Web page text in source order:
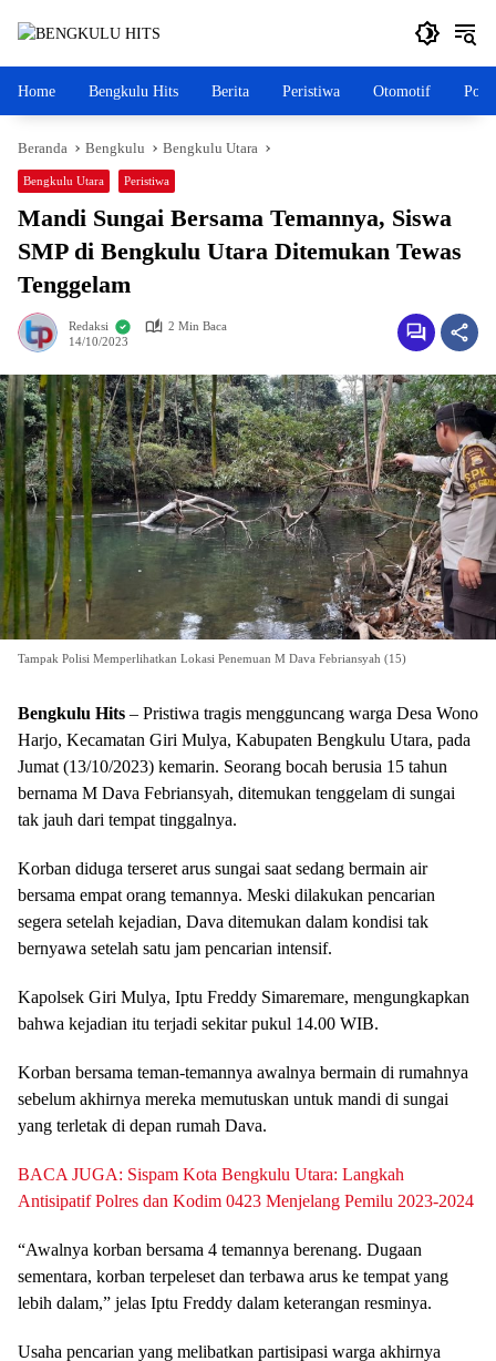
Home Bengkulu Hits Berita Peristiwa Otomotif
Beranda Bengkulu Bengkulu Utara
Bengkulu Utara Peristiwa
Mandi Sungai Bersama Temannya, Siswa
SMP di Bengkulu Utara Ditemukan Tewas
Tenggelam
Redaksi
2 Min Baca
14/10/2023
Tampak Polisi Memperlihatkan Lokasi Penemuan M Dava Febriansyah (15)
Bengkulu Hits – Pristiwa tragis mengguncang warga Desa Wono
Harjo, Kecamatan Giri Mulya, Kabupaten Bengkulu Utara, pada
Jumat (13/10/2023) kemarin. Seorang bocah berusia 15 tahun
bernama M Dava Febriansyah, ditemukan tenggelam di sungai
tak jauh dari tempat tinggalnya.
Korban diduga terseret arus sungai saat sedang bermain air
bersama empat orang temannya. Meski dilakukan pencarian
segera setelah kejadian, Dava ditemukan dalam kondisi tak
bernyawa setelah satu jam pencarian intensif.
Kapolsek Giri Mulya, Iptu Freddy Simaremare, mengungkapkan
bahwa kejadian itu terjadi sekitar pukul 14.00 WIB.
Korban bersama teman-temannya awalnya bermain di rumahnya
sebelum akhirnya mereka memutuskan untuk mandi di sungai
yang terletak di depan rumah Dava.
BACA JUGA: Sispam Kota Bengkulu Utara: Langkah
Antisipatif Polres dan Kodim 0423 Menjelang Pemilu 2023-2024
“Awalnya korban bersama 4 temannya berenang. Dugaan
sementara, korban terpeleset dan terbawa arus ke tempat yang
lebih dalam,” jelas Iptu Freddy dalam keterangan resminya.
Usaha pencarian yang melibatkan partisipasi warga akhirnya